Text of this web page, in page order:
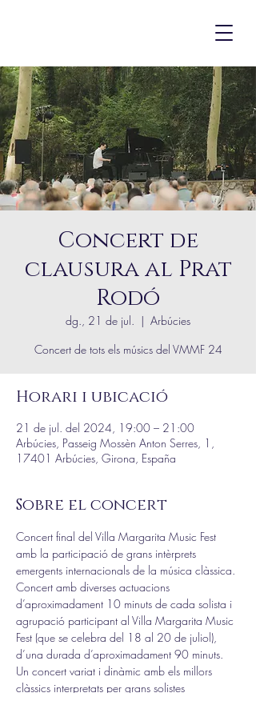
Concert de
clausura al Prat
Rodó
dg., 21 de jul.
  |
Arbúcies
Concert de tots els músics del VMMF 24
Horari i ubicació
21 de jul. del 2024, 19:00 – 21:00
Arbúcies, Passeig Mossèn Anton Serres, 1,
17401 Arbúcies, Girona, España
Sobre el concert
Concert final del Villa Margarita Music Fest
amb la participació de grans intèrprets
emergents internacionals de la música clàssica.
Concert amb diverses actuacions
d’aproximadament 10 minuts de cada solista i
agrupació participant al Villa Margarita Music
Fest (que se celebra del 18 al 20 de juliol),
d’una durada d’aproximadament 90 minuts.
Un concert variat i dinàmic amb els millors
clàssics interpretats per grans solistes